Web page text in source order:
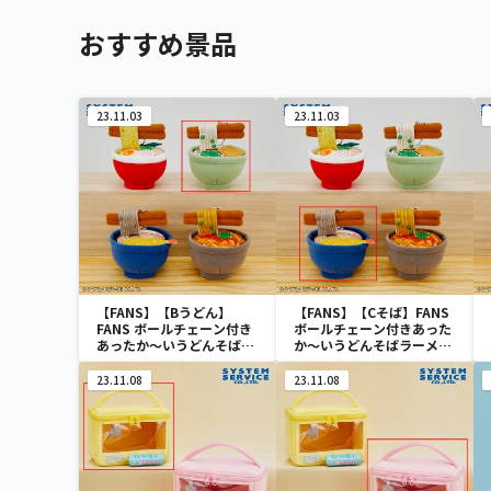
おすすめ景品
23.11.03
【FANS】【Bうどん】
FANS ボールチェーン付き
あったか～いうどんそばラ
ーメンぬいぐるみ
23.11.03
【FANS】【Cそば】FANS
ボールチェーン付きあった
か～いうどんそばラーメン
ぬいぐるみ
23.11.08 23.11.08